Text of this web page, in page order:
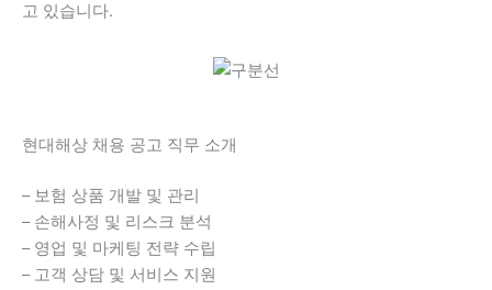
고 있습니다.
현대해상 채용 공고 직무 소개
– 보험 상품 개발 및 관리
– 손해사정 및 리스크 분석
– 영업 및 마케팅 전략 수립
– 고객 상담 및 서비스 지원